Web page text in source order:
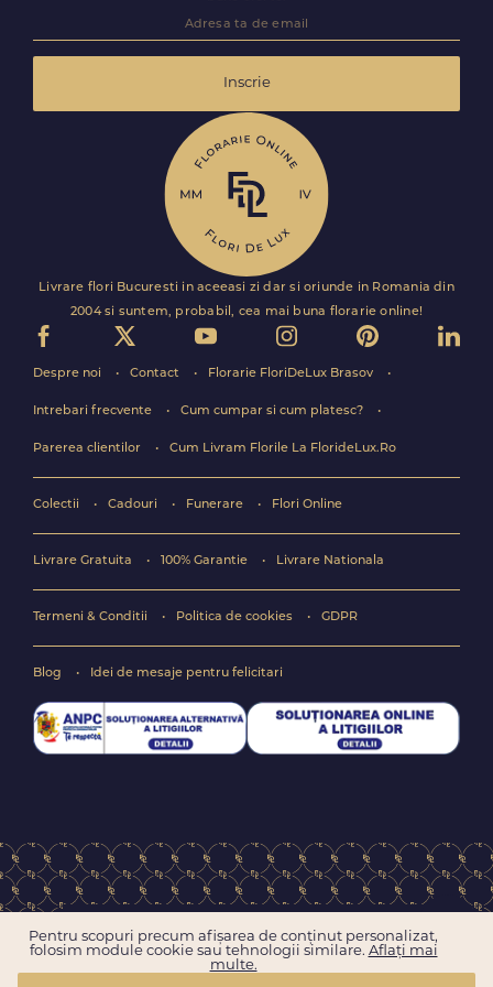
Inscrie
Livrare flori Bucuresti in aceeasi zi dar si oriunde in Romania din
2004 si suntem, probabil, cea mai buna florarie online!
Despre noi Contact Florarie FloriDeLux Brasov
Intrebari frecvente Cum cumpar si cum platesc?
Parerea clientilor Cum Livram Florile La FlorideLux.Ro
Colectii Cadouri Funerare Flori Online
Livrare Gratuita 100% Garantie Livrare Nationala
Termeni & Conditii Politica de cookies GDPR
Blog Idei de mesaje pentru felicitari
Toate drepturile rezervate
Pentru scopuri precum afișarea de conținut personalizat,
folosim module cookie sau tehnologii similare. Aflați mai
multe.